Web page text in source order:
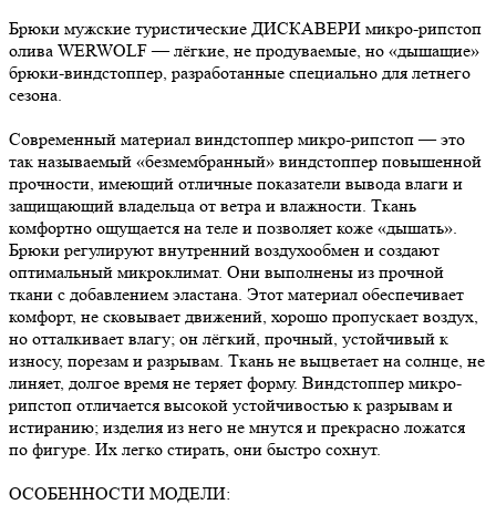
Брюки мужские туристические ДИСКАВЕРИ микро-рипстоп
олива WERWOLF — лёгкие, не продуваемые, но «дышащие»
брюки-виндстоппер, разработанные специально для летнего
сезона.
Современный материал виндстоппер микро-рипстоп — это
так называемый «безмембранный» виндстоппер повышенной
прочности, имеющий отличные показатели вывода влаги и
защищающий владельца от ветра и влажности. Ткань
комфортно ощущается на теле и позволяет коже «дышать».
Брюки регулируют внутренний воздухообмен и создают
оптимальный микроклимат. Они выполнены из прочной
ткани с добавлением эластана. Этот материал обеспечивает
комфорт, не сковывает движений, хорошо пропускает воздух,
но отталкивает влагу; он лёгкий, прочный, устойчивый к
износу, порезам и разрывам. Ткань не выцветает на солнце, не
линяет, долгое время не теряет форму. Виндстоппер микро-
рипстоп отличается высокой устойчивостью к разрывам и
истиранию; изделия из него не мнутся и прекрасно ложатся
по фигуре. Их легко стирать, они быстро сохнут.
ОСОБЕННОСТИ МОДЕЛИ: